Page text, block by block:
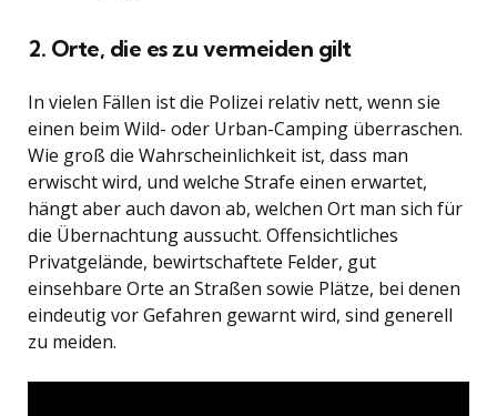
2. Orte, die es zu vermeiden gilt
In vielen Fällen ist die Polizei relativ nett, wenn sie
einen beim Wild- oder Urban-Camping überraschen.
Wie groß die Wahrscheinlichkeit ist, dass man
erwischt wird, und welche Strafe einen erwartet,
hängt aber auch davon ab, welchen Ort man sich für
die Übernachtung aussucht. Offensichtliches
Privatgelände, bewirtschaftete Felder, gut
einsehbare Orte an Straßen sowie Plätze, bei denen
eindeutig vor Gefahren gewarnt wird, sind generell
zu meiden.